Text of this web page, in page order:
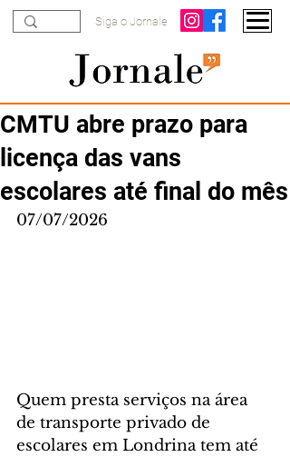
Siga o Jornale
CMTU abre prazo para
licença das vans
escolares até final do mês
07/07/2026
Quem presta serviços na área
de transporte privado de
escolares em Londrina tem até